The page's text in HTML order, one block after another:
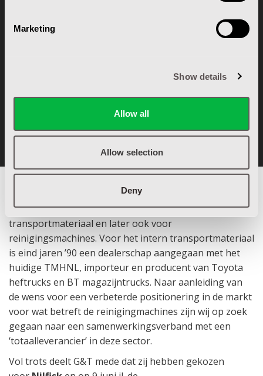
Marketing
Show details
Allow all
Allow selection
Deny
NIEUW DEALERSCHAP NILFISK
G&T Intern Transport BV, is al sinds begin jaren ’90
actief als locale leverancier voor intern
transportmateriaal en later ook voor
reinigingsmachines. Voor het intern transportmateriaal
is eind jaren ’90 een dealerschap aangegaan met het
huidige TMHNL, importeur en producent van Toyota
heftrucks en BT magazijntrucks. Naar aanleiding van
de wens voor een verbeterde positionering in de markt
voor wat betreft de reinigingmachines zijn wij op zoek
gegaan naar een samenwerkingsverband met een
‘totaalleverancier’ in deze sector.
Vol trots deelt G&T mede dat zij hebben gekozen